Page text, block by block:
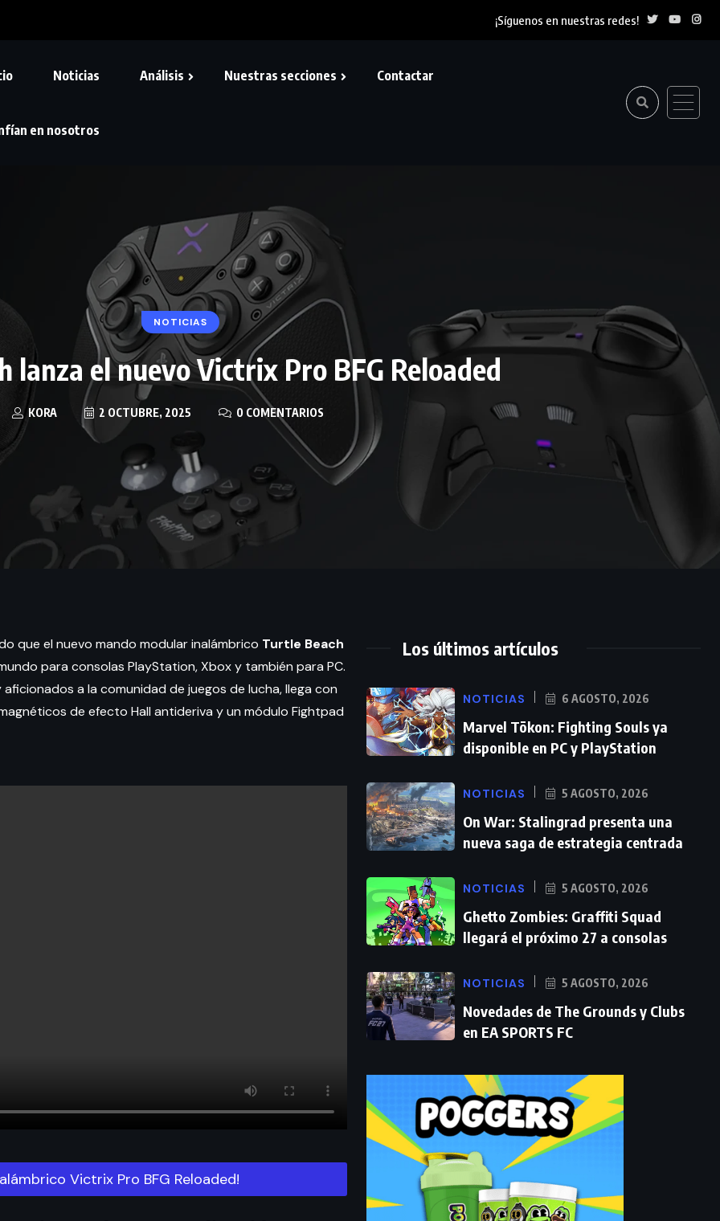
¡Síguenos en nuestras redes!
Noticias Análisis Nuestras secciones Contactar
en nosotros
NOTICIAS
lanza el nuevo Victrix Pro BFG Reloaded
KORA 2 OCTUBRE, 2025 0 COMENTARIOS
que el nuevo mando modular inalámbrico Turtle Beach
para consolas PlayStation, Xbox y también para PC.
a la comunidad de juegos de lucha, llega con
de efecto Hall antideriva y un módulo Fightpad
Victrix Pro BFG Reloaded!
Los últimos artículos
NOTICIAS 6 AGOSTO, 2026
Marvel Tōkon: Fighting Souls ya
disponible en PC y PlayStation
NOTICIAS 5 AGOSTO, 2026
On War: Stalingrad presenta una
nueva saga de estrategia centrada
NOTICIAS 5 AGOSTO, 2026
Ghetto Zombies: Graffiti Squad
llegará el próximo 27 a consolas
NOTICIAS 5 AGOSTO, 2026
Novedades de The Grounds y Clubs
en EA SPORTS FC